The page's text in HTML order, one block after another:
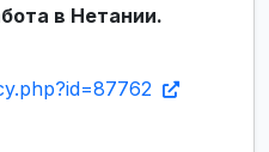
в Нетании.